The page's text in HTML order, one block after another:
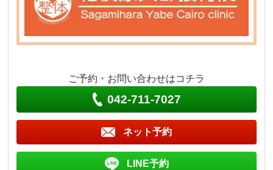
ご予約・お問い合わせはコチラ
042-711-7027
ネット予約
LINE予約